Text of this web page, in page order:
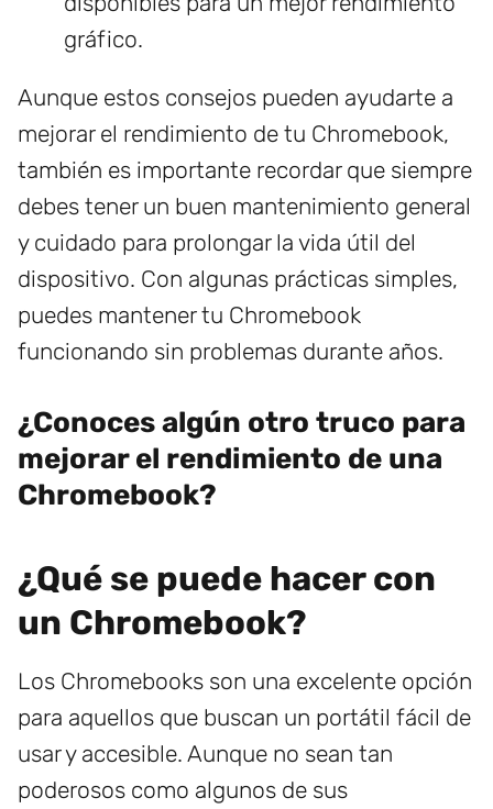
gráfico.
Aunque estos consejos pueden ayudarte a
mejorar el rendimiento de tu Chromebook,
también es importante recordar que siempre
debes tener un buen mantenimiento general
y cuidado para prolongar la vida útil del
dispositivo. Con algunas prácticas simples,
puedes mantener tu Chromebook
funcionando sin problemas durante años.
¿Conoces algún otro truco para
mejorar el rendimiento de una
Chromebook?
¿Qué se puede hacer con
un Chromebook?
Los Chromebooks son una excelente opción
para aquellos que buscan un portátil fácil de
usar y accesible. Aunque no sean tan
poderosos como algunos de sus